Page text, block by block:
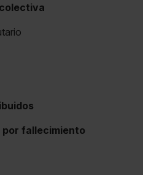
por fallecimiento